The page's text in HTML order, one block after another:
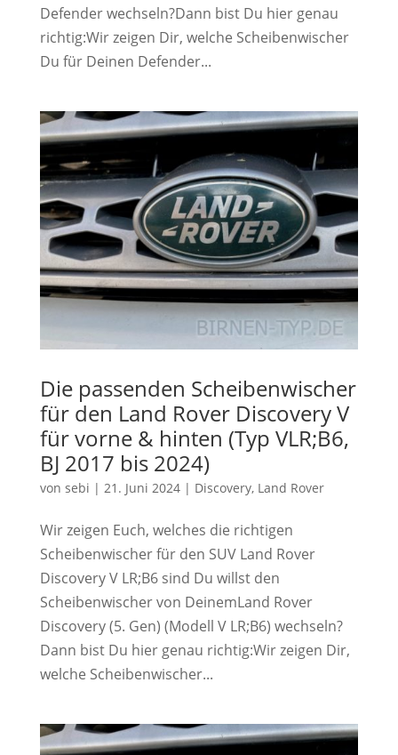
Defender wechseln?Dann bist Du hier genau
richtig:Wir zeigen Dir, welche Scheibenwischer
Du für Deinen Defender...
Die passenden Scheibenwischer
für den Land Rover Discovery V
für vorne & hinten (Typ VLR;B6,
BJ 2017 bis 2024)
von sebi | 21. Juni 2024| Discovery, Land Rover
Wir zeigen Euch, welches die richtigen
Scheibenwischer für den SUV Land Rover
Discovery V LR;B6 sind Du willst den
Scheibenwischer von DeinemLand Rover
Discovery (5. Gen) (Modell V LR;B6) wechseln?
Dann bist Du hier genau richtig:Wir zeigen Dir,
welche Scheibenwischer...